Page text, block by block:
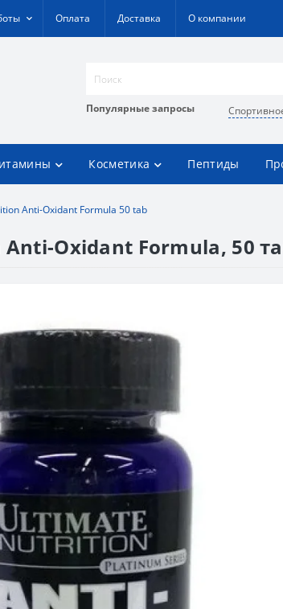
Оплата Доставка О компании
Популярные запросы
Косметика Пептиды
Anti-Oxidant Formula 50 tab
Oxidant Formula, 50